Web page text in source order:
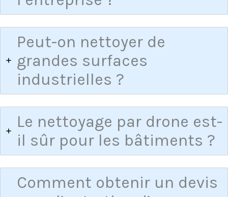
Peut-on nettoyer de
grandes surfaces
industrielles ?
Le nettoyage par drone est-
il sûr pour les bâtiments ?
Comment obtenir un devis